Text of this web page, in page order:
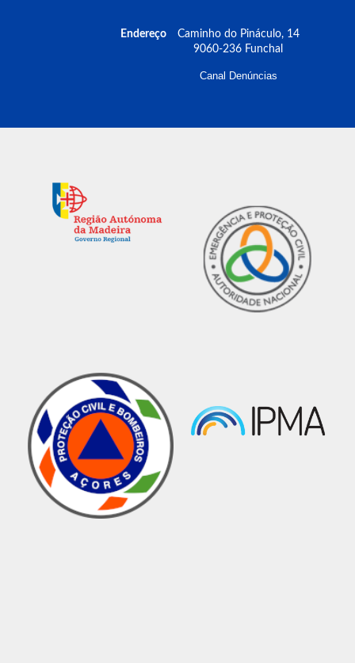
Endereço
Caminho do Pináculo, 14
9060-236 Funchal
Canal Denúncias